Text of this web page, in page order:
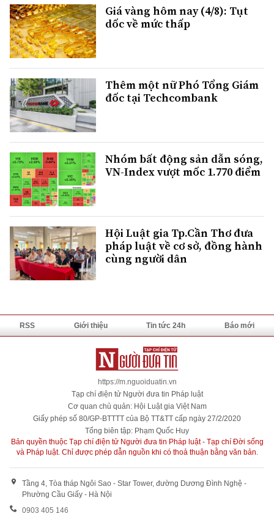
Giá vàng hôm nay (4/8): Tụt
dốc về mức thấp
Thêm một nữ Phó Tổng Giám
đốc tại Techcombank
Nhóm bất động sản dẫn sóng,
VN-Index vượt mốc 1.770 điểm
Hội Luật gia Tp.Cần Thơ đưa
pháp luật về cơ sở, đồng hành
cùng người dân
RSS Giới thiệu Tin tức 24h Báo mới
https://m.nguoiduatin.vn
Tạp chí điện tử Người đưa tin Pháp luật
Cơ quan chủ quản: Hội Luật gia Việt Nam
Giấy phép số 80/GP-BTTTT của Bộ TT&TT cấp ngày 27/2/2020
Tổng biên tập: Phạm Quốc Huy
Bản quyền thuộc Tạp chí điện tử Người đưa tin Pháp luật - Tạp chí Đời sống
và Pháp luật. Chỉ được phép dẫn nguồn khi có thoả thuận bằng văn bản.
Tầng 4, Tòa tháp Ngôi Sao - Star Tower, đường Dương Đình Nghệ -
Phường Cầu Giấy - Hà Nội
0903 405 146